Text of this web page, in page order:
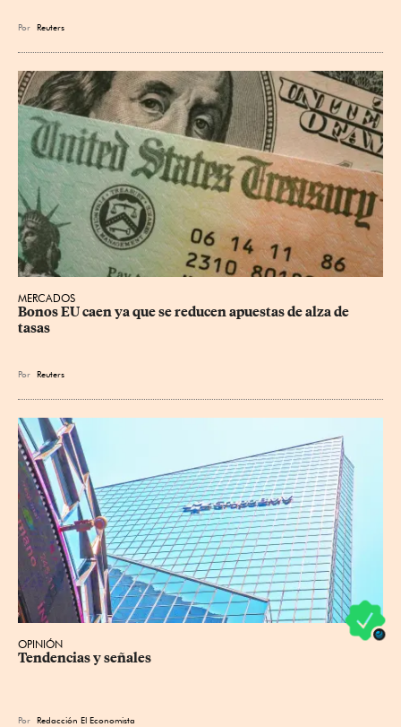
Por Reuters
MERCADOS
Bonos EU caen ya que se reducen apuestas de alza de
tasas
Por Reuters
OPINIÓN
Tendencias y señales
Por Redacción El Economista